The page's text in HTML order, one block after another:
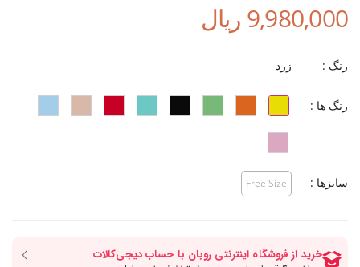
9,980,000 ریال
رنگ : زرد
رنگ ها :
سایزها : Free Size